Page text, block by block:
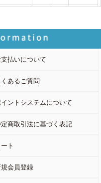
支払いについて
くあるご質問
ントシステムについて
商取引法に基づく表記
ト
規会員登録